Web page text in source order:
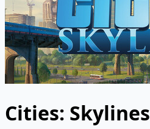
Cities: Skylines